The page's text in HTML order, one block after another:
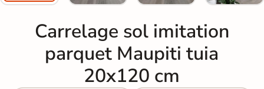
Carrelage sol imitation
parquet Maupiti tuia
20x120 cm